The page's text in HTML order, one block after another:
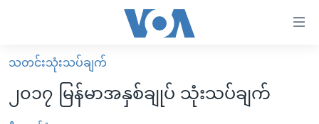
လွယ်ကူ
စေ
မူလစာမျက်နှာ
မြန်မာ
သတင်းသုံးသပ်ချက်
၂၀၁၇ မြန်မာအနှစ်ချုပ် သုံးသပ်ချက်